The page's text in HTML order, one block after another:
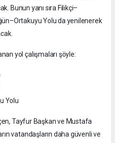
Bunun yanı sıra Filikçi–
Yolu da yenilenerek
yol çalışmaları şöyle:
Yolu
Tayfur Başkan ve Mustafa
vatandaşların daha güvenli ve